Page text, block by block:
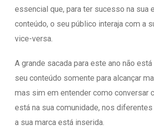
essencial que, para ter sucesso na sua
conteúdo, o seu público interaja com a
vice-versa.
A grande sacada para este ano não
seu conteúdo somente para alcançar
mas sim em entender como conversar
está na sua comunidade, nos
a sua marca está inserida.